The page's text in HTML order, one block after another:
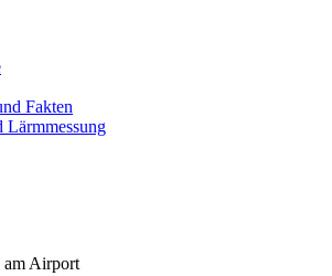
Fakten
Lärmmessung
am Airport